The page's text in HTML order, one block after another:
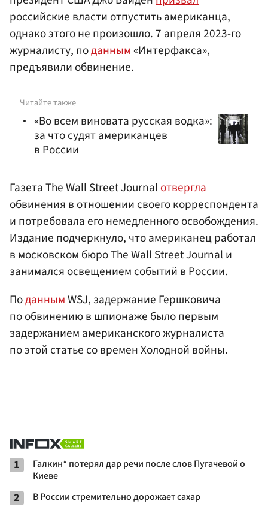
российские власти отпустить американца,
однако этого не произошло. 7 апреля 2023-го
журналисту, поданным«Интерфакса»,
предъявили обвинение.
Читайте также
«Во всем виновата русская водка»:
за что судят американцев
в России
Газета The Wall Street Journal отвергла
обвинения в отношении своего корреспондента
и потребовала его немедленного освобождения.
Издание подчеркнуло, что американец работал
в московском бюро The Wall Street Journal и
занимался освещением событий в России.
ПоданнымWSJ, задержание Гершковича
по обвинению в шпионаже было первым
задержанием американского журналиста
по этой статье со времен Холодной войны.
1
Галкин* потерял дар речи после слов Пугачевой о
Киеве
2 В России стремительно дорожает сахар